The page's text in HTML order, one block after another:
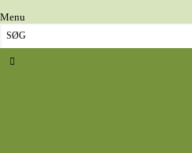
Menu